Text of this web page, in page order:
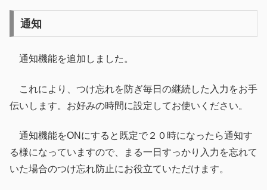
通知
通知機能を追加しました。
これにより、つけ忘れを防ぎ毎日の継続した入力をお手
伝いします。お好みの時間に設定してお使いください。
通知機能をONにすると既定で２０時になったら通知す
る様になっていますので、まる一日すっかり入力を忘れて
いた場合のつけ忘れ防止にお役立ていただけます。